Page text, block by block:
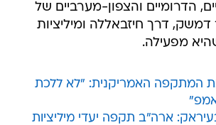
הדרומיים והצפון-מערביים של
דמשק, דרך חיזבאללה ומיליציות
מפעילה.
המתקפה האמריקנית: "לא ללכת
ארה"ב תקפה יעדי מיליציות